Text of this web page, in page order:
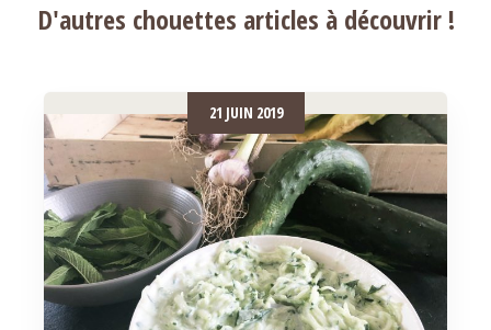
D'autres chouettes articles à découvrir !
21 JUIN 2019